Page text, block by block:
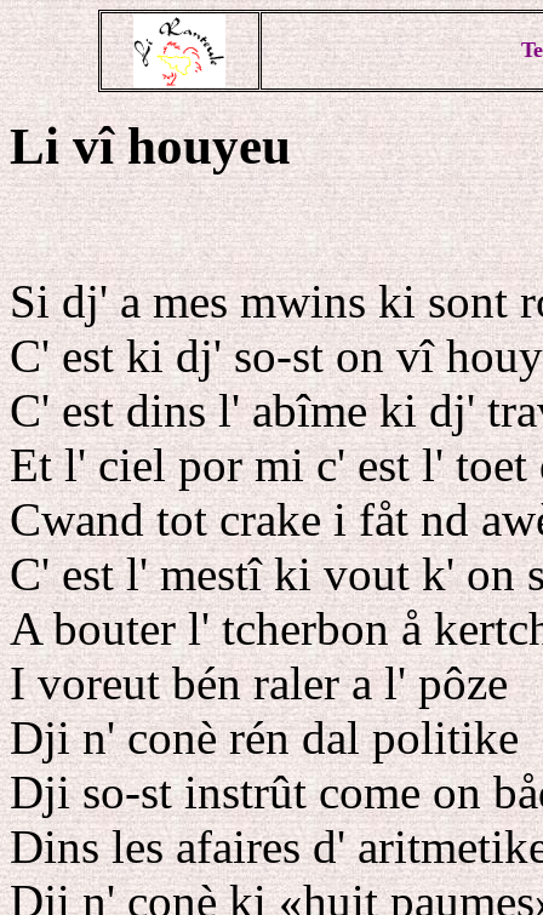
Li vî houyeu
Si dj' a mes mwins ki sont
C' est ki dj' so-st on vî
C' est dins l' abîme ki dj'
Et l' ciel por mi c' est l' toet
Cwand tot crake i fåt nd
C' est l' mestî ki vout k' on
A bouter l' tcherbon å
I voreut bén raler a l' pôze
Dji n' conè rén dal politike
Dji so-st instrût come on
Dins les afaires d'
Dji n' conè ki «huit